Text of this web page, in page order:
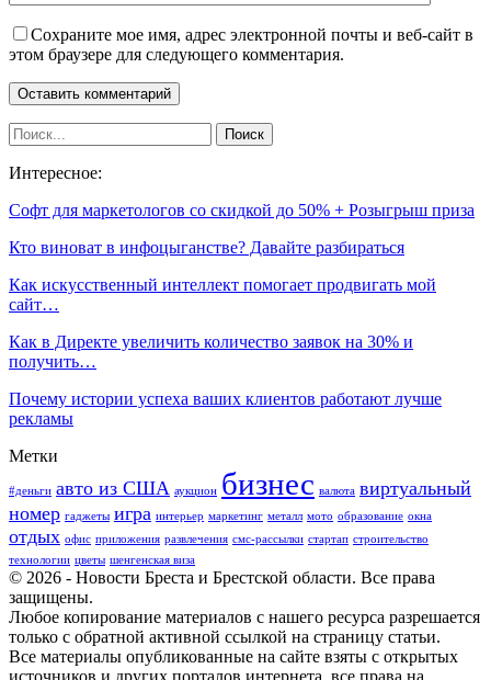
Сохраните мое имя, адрес электронной почты и веб-сайт в
этом браузере для следующего комментария.
Интересное:
Софт для маркетологов со скидкой до 50% + Розыгрыш приза
Кто виноват в инфоцыганстве? Давайте разбираться
Как искусственный интеллект помогает продвигать мой
сайт…
Как в Директе увеличить количество заявок на 30% и
получить…
Почему истории успеха ваших клиентов работают лучше
рекламы
Метки
#деньги авто из США аукцион бизнес валюта виртуальный
номер гаджеты игра интерьер маркетинг металл мото образование окна
отдых офис приложения развлечения смс-рассылки стартап строительство
технологии цветы шенгенская виза
© 2026 - Новости Бреста и Брестской области. Все права
защищены.
Любое копирование материалов с нашего ресурса разрешается
только с обратной активной ссылкой на страницу статьи.
Все материалы опубликованные на сайте взяты с открытых
источников и других порталов интернета, все права на